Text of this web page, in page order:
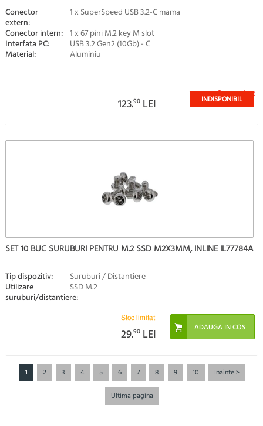
Conector
extern:
1 x SuperSpeed USB 3.2-C mama
Conector intern: 1 x 67 pini M.2 key M slot
Interfata PC: USB 3.2 Gen2 (10Gb) - C
Material: Aluminiu
Stoc epuizat
123.90 LEI INDISPONIBIL
SET 10 BUC SURUBURI PENTRU M.2 SSD M2X3MM, INLINE IL77784A
Tip dispozitiv: Suruburi / Distantiere
Utilizare
suruburi/distantiere:
SSD M.2
Stoc limitat
29.90 LEI
1 2 3 4 5 6 7 8 9 10
Inainte >
Ultima pagina